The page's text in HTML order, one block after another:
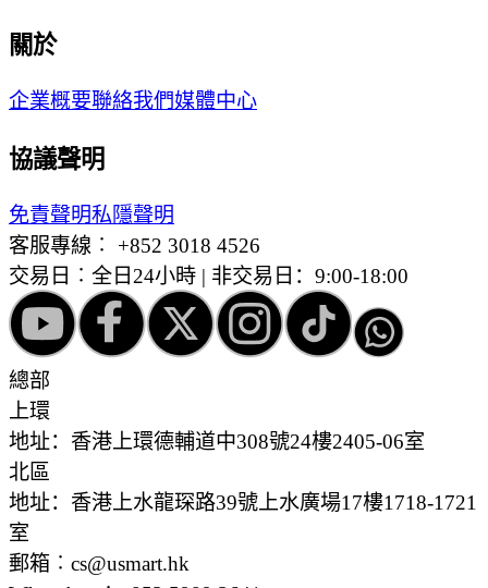
關於
企業概要聯絡我們媒體中心
協議聲明
免責聲明私隱聲明
客服專線︰ +852 3018 4526
交易日︰全日24小時 | 非交易日：9:00-18:00
總部
上環
地址：香港上環德輔道中308號24樓2405-06室
北區
地址：香港上水龍琛路39號上水廣場17樓1718-1721
室
郵箱︰cs@usmart.hk